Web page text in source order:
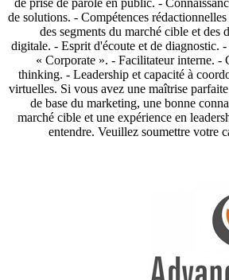
de solutions. - Compétences
des segments du marché cible et des
digitale. - Esprit d'écoute et de diagnostic.
« Corporate ». - Facilitateur interne. -
thinking. - Leadership et capacité à
virtuelles. Si vous avez une maîtrise
de base du marketing, une bonne
marché cible et une expérience en
entendre. Veuillez soumettre votre